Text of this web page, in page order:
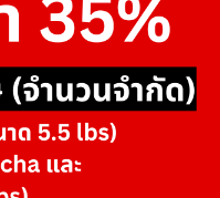
30 servings
Black Tea Honey Lemon